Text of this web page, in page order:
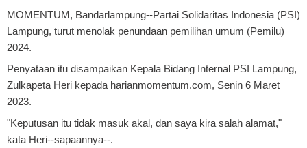
MOMENTUM, Bandarlampung--Partai Solidaritas Indonesia (PSI)
Lampung, turut menolak penundaan pemilihan umum (Pemilu)
2024.
Penyataan itu disampaikan Kepala Bidang Internal PSI Lampung,
Zulkapeta Heri kepada harianmomentum.com, Senin 6 Maret
2023.
"Keputusan itu tidak masuk akal, dan saya kira salah alamat,"
kata Heri--sapaannya--.